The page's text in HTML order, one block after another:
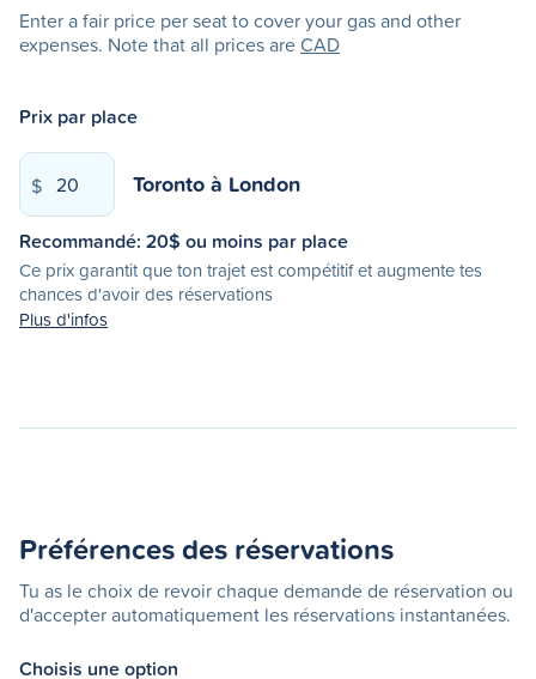
Enter a fair price per seat to cover your gas and other
expenses. Note that all prices areCAD
Prix par place
$ Torontoà London
Recommandé: 20$ ou moins par place
Ce prix garantit que ton trajet est compétitif et augmente tes
chances d'avoir des réservations
Plus d'infos
Préférences des réservations
Tu as le choix de revoir chaque demande de réservation ou
d'accepter automatiquement les réservations instantanées.
Choisis une option